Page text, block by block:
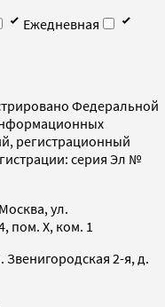
Ежедневная
Федеральной
регистрационный
серия Эл №
ул.
пом. X, ком. 1
Звенигородская 2-я, д.